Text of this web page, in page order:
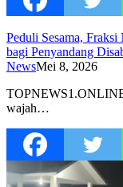
Peduli Sesama,
bagi Penyandang
NewsMei 8, 2026
wajah…